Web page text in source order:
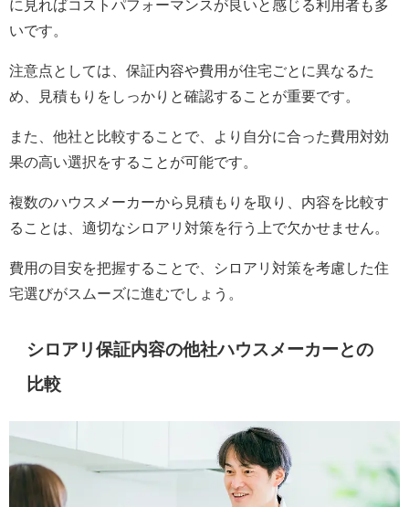
に見ればコストパフォーマンスが良いと感じる利用者も多
いです。
注意点としては、保証内容や費用が住宅ごとに異なるた
め、見積もりをしっかりと確認することが重要です。
また、他社と比較することで、より自分に合った費用対効
果の高い選択をすることが可能です。
複数のハウスメーカーから見積もりを取り、内容を比較す
ることは、適切なシロアリ対策を行う上で欠かせません。
費用の目安を把握することで、シロアリ対策を考慮した住
宅選びがスムーズに進むでしょう。
シロアリ保証内容の他社ハウスメーカーとの
比較